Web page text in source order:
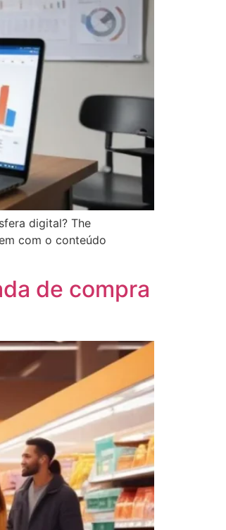
digital? The
com o conteúdo
de compra